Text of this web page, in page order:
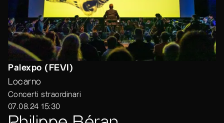
Palexpo (FEVI)
Locarno
Concerti straordinari
07.08.24 15:30